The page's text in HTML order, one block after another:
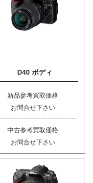
D40 ボディ
新品参考買取価格
お問合せ下さい
中古参考買取価格
お問合せ下さい